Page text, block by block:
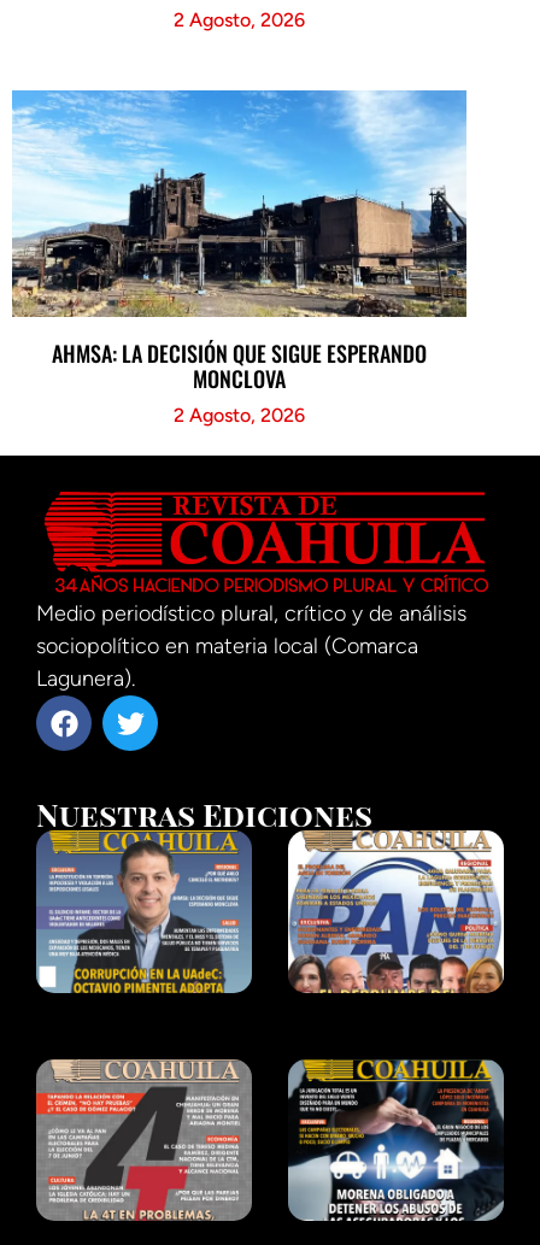
2 Agosto, 2026
AHMSA: LA DECISIÓN QUE SIGUE ESPERANDO
MONCLOVA
2 Agosto, 2026
Medio periodístico plural, crítico y de análisis
sociopolítico en materia local (Comarca
Lagunera).
Nuestras Ediciones